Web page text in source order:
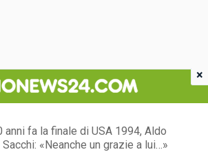
anni fa la finale di USA 1994, Aldo
«Neanche un grazie a lui…»
×